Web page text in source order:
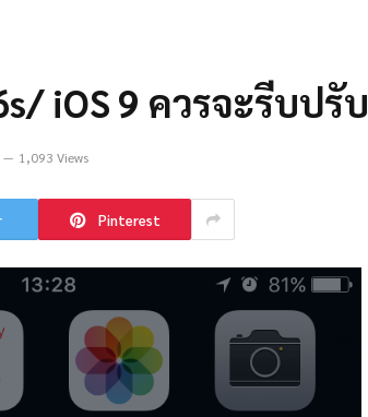
iOS 9 ควรจะรีบปรั
1,093 Views
Pinterest